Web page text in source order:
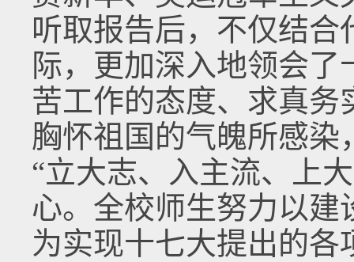
听取报告后，不仅结
际，更加深入地领会
苦工作的态度、求真
胸怀祖国的气魄所感
“立大志、入主流、上
心。全校师生努力以
为实现十七大提出的各